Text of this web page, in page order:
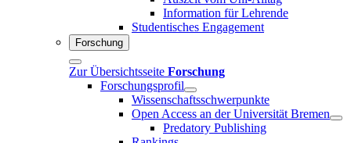
Information für Lehrende
Studentisches Engagement
Forschung
Zur Übersichtsseite Forschung
Forschungsprofil
Wissenschaftsschwerpunkte
Open Access an der Universität Bremen
Predatory Publishing